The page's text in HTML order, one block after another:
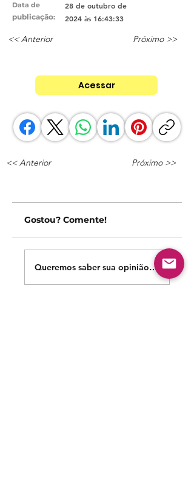
Data de
publicação:
28 de outubro de
2024 às 16:43:33
<< Anterior Próximo >>
Acessar
<< Anterior Próximo >>
Gostou? Comente!
Queremos saber sua opinião sobre